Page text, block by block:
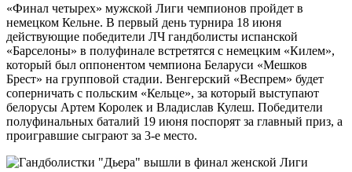
«Финал четырех» мужской Лиги чемпионов пройдет в
немецком Кельне. В первый день турнира 18 июня
действующие победители ЛЧ гандболисты испанской
«Барселоны» в полуфинале встретятся с немецким «Килем»,
который был оппонентом чемпиона Беларуси «Мешков
Брест» на групповой стадии. Венгерский «Веспрем» будет
соперничать с польским «Кельце», за который выступают
белорусы Артем Королек и Владислав Кулеш. Победители
полуфинальных баталий 19 июня поспорят за главный приз, а
проигравшие сыграют за 3-е место.